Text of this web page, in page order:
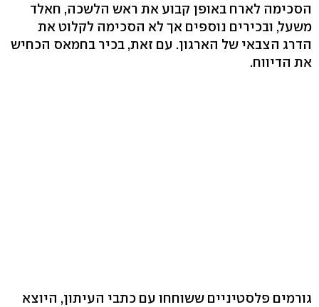
הסכימה לארח באופן קבוע את ראש הלשכה, חאלד
משעל, ובכירים נוספים אך לא הסכימה לקלוט את
הדרג הצבאי של הארגון. עם זאת, בכיר בחמאס הכחיש
את הדיווח.
גורמים פלסטיניים ששוחחו עם כתבי העיתון, היוצא